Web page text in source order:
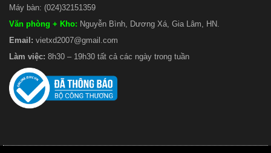
Máy bàn: (024)32151359
Văn phòng + Kho: Nguyễn Bình, Dương Xá, Gia Lâm, HN.
Email: vietxd2007@gmail.com
Làm việc: 8h30 – 19h30 tất cả các ngày trong tuần